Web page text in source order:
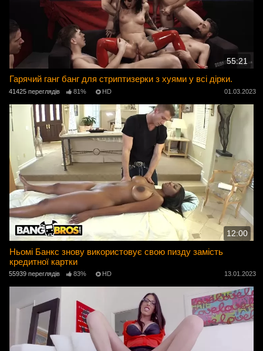
55:21
Гарячий ганг банг для стриптизерки з хуями у всі дірки.
41425 переглядів 81% HD 01.03.2023
12:00
Ньомі Банкс знову використовує свою пизду замість
кредитної картки
55939 переглядів 83% HD 13.01.2023